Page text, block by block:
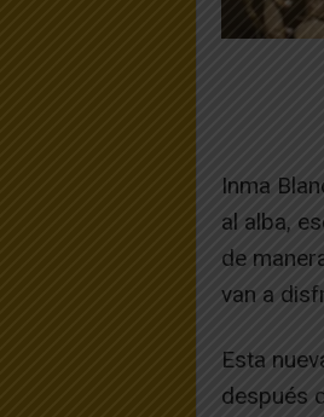
Inma
al alba,
de
van a
Esta
después